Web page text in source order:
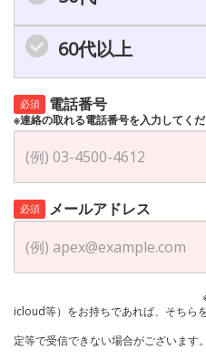
60代以上
必須 電話番号
※連絡の取れる電話番号を入力してくだ
必須 メールアドレス
icloud等）をお持ちであれば、そちら
キャリアメール
定等で受信できない場合がございます。